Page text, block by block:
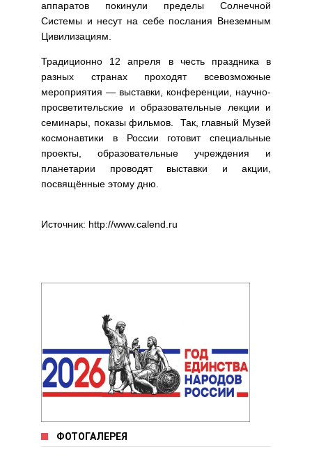
аппаратов покинули пределы Солнечной
Системы и несут на себе послания Внеземным
Цивилизациям.
Традиционно 12 апреля в честь праздника в
разных странах проходят всевозможные
мероприятия — выставки, конференции, научно-
просветительские и образовательные лекции и
семинары, показы фильмов. Так, главный Музей
космонавтики в России готовит специальные
проекты, образовательные учреждения и
планетарии проводят выставки и акции,
посвящённые этому дню.
Источник: http://www.calend.ru
ФОТОГАЛЕРЕЯ